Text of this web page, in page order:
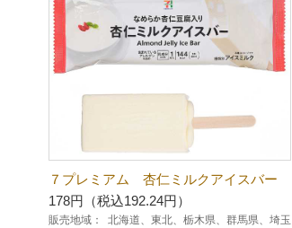
７プレミアム 杏仁ミルクアイスバー
178円（税込192.24円）
販売地域：
北海道、東北、栃木県、群馬県、埼玉